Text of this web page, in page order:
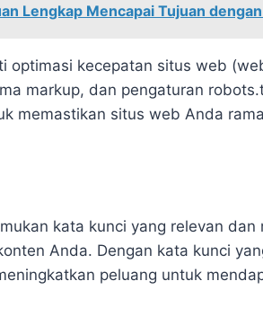
Lengkap Mencapai Tujuan
optimasi kecepatan situs web
markup, dan pengaturan
memastikan situs web Anda
kata kunci yang relevan dan
Anda. Dengan kata kunci
peluang untuk